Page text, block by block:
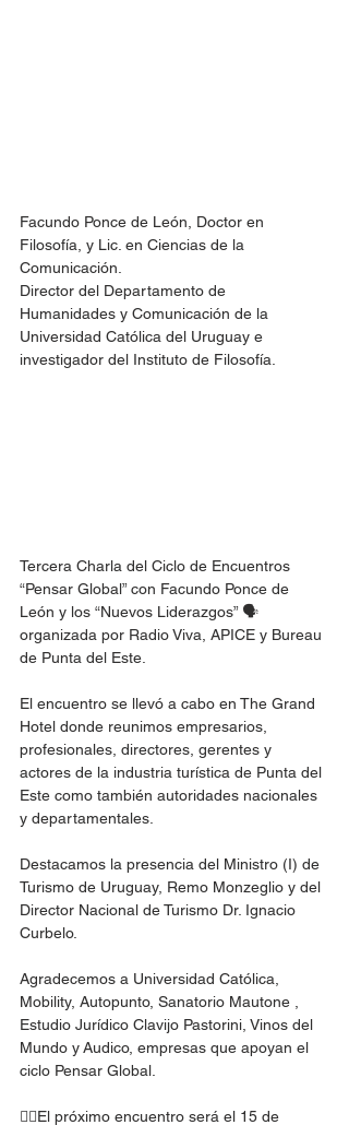
Facundo Ponce de León, Doctor en
Filosofía, y Lic. en Ciencias de la
Comunicación.
Director del Departamento de
Humanidades y Comunicación de la
Universidad Católica del Uruguay e
investigador del Instituto de Filosofía.
Tercera Charla del Ciclo de Encuentros
“Pensar Global” con Facundo Ponce de
León y los “Nuevos Liderazgos” 🗣
organizada por Radio Viva, APICE y Bureau
de Punta del Este.
El encuentro se llevó a cabo en The Grand
Hotel donde reunimos empresarios,
profesionales, directores, gerentes y
actores de la industria turística de Punta del
Este como también autoridades nacionales
y departamentales.
Destacamos la presencia del Ministro (I) de
Turismo de Uruguay, Remo Monzeglio y del
Director Nacional de Turismo Dr. Ignacio
Curbelo.
Agradecemos a Universidad Católica,
Mobility, Autopunto, Sanatorio Mautone ,
Estudio Jurídico Clavijo Pastorini, Vinos del
Mundo y Audico, empresas que apoyan el
ciclo Pensar Global.
👉🏼El próximo encuentro será el 15 de